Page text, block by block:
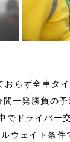
らず全車タ
一発勝負の
ドライバー
ウェイト条